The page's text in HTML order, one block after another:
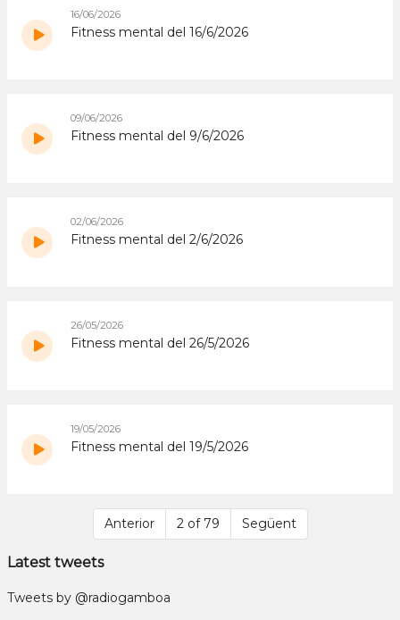
16/06/2026
Fitness mental del 16/6/2026
09/06/2026
Fitness mental del 9/6/2026
02/06/2026
Fitness mental del 2/6/2026
26/05/2026
Fitness mental del 26/5/2026
19/05/2026
Fitness mental del 19/5/2026
Anterior 2 of 79 Següent
Latest tweets
Tweets by @radiogamboa